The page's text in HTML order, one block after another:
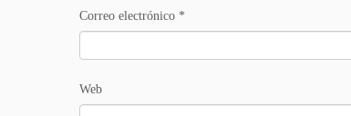
Correo electrónico *
Web